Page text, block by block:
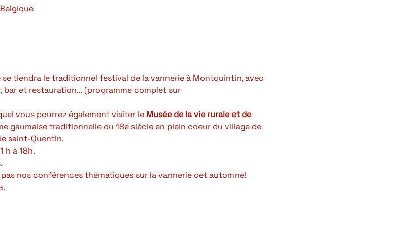
tiendra le traditionnel festival de la vannerie à Montquintin, avec
bar et restauration... (programme complet sur
vous pourrez également visiter le Musée de la vie rurale et de
gaumaise traditionnelle du 18e siècle en plein coeur du village de
saint-Quentin.
h à 18h.
nos conférences thématiques sur la vannerie cet automne!
.